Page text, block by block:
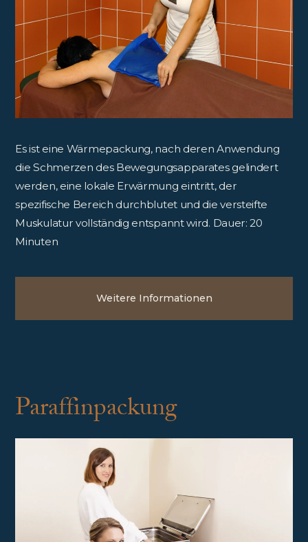
Es ist eine Wärmepackung, nach deren Anwendung
die Schmerzen des Bewegungsapparates gelindert
werden, eine lokale Erwärmung eintritt, der
spezifische Bereich durchblutet und die versteifte
Muskulatur vollständig entspannt wird. Dauer: 20
Minuten
Weitere Informationen
Paraffinpackung